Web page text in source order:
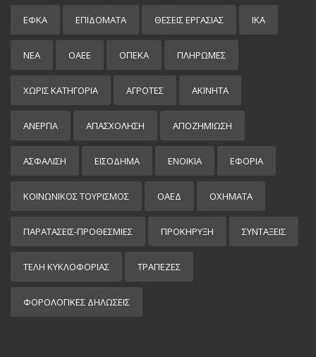
ΕΦΚΑ ΕΠΙΔΌΜΑΤΑ ΘΕΣΕΙΣ ΕΡΓΑΣΙΑΣ ΙΚΑ
ΝΕΑ ΟΑΕΕ ΟΠΕΚΑ ΠΛΗΡΩΜΕΣ
ΧΩΡΊΣ ΚΑΤΗΓΟΡΊΑ ΑΓΡΟΤΕΣ ΑΚΙΝΗΤΑ
ΑΝΕΡΓΙΑ ΑΠΑΣΧΟΛΗΣΗ ΑΠΟΖΗΜΙΩΣΗ
ΑΣΦΑΛΙΣΗ ΕΙΣΌΔΗΜΑ ΕΝΟΙΚΙΑ ΕΦΟΡΙΑ
ΚΟΙΝΩΝΙΚΟΣ ΤΟΥΡΙΣΜΟΣ ΟΑΕΔ ΟΧΗΜΑΤΑ
ΠΑΡΑΤΑΣΕΙΣ-ΠΡΟΘΕΣΜΙΕΣ ΠΡΟΚΉΡΥΞΗ ΣΥΝΤΑΞΕΙΣ
ΤΕΛΗ ΚΥΚΛΟΦΟΡΙΑΣ ΤΡΑΠΕΖΕΣ
ΦΟΡΟΛΟΓΙΚΕΣ ΔΗΛΩΣΕΙΣ